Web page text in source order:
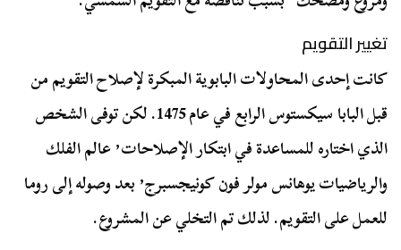
تغيير التقويم
كانت إحدى المحاولات البابوية المبكرة لإصلاح التقويم من
قبل البابا سيكستوس الرابع في عام 1475. لكن توفى الشخص
الذي اختاره للمساعدة في ابتكار الإصلاحات٬ عالم الفلك
والرياضيات يوهانس مولر فون كونيجسبرج٬ بعد وصوله إلى روما
للعمل على التقويم. لذلك تم التخلي عن المشروع.